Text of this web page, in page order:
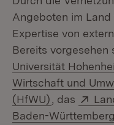
Angeboten im
Expertise von
Bereits vorgesehen
Universität
Wirtschaft und
(HfWU) (Öffnet in
, das
Baden-